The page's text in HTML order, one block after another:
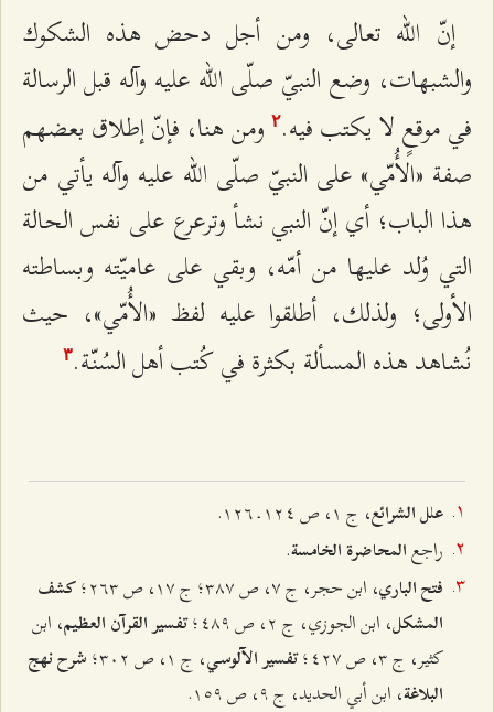
إنّ الله تعالى، ومن أجل دحض هذه الشكوك
والشبهات، وضع النبيّ صلّى الله عليه وآله قبل الرسالة
في موقعٍ لا يكتب فيه.٢ ومن هنا، فإنّ إطلاق بعضهم
صفة «الأُمّي» على النبيّ صلّى الله عليه وآله يأتي من
هذا الباب؛ أي إنّ النبي نشأ وترعرع على نفس الحالة
التي وُلد عليها من أمّه، وبقي على عاميّته وبساطته
الأولى؛ ولذلك، أطلقوا عليه لفظ «الأُمّي»، حيث
نُشاهد هذه المسألة بكثرة في كُتب أهل السُنّة.٣
علل الشرائع، ج ۱، ص ۱٢٤ ـ ۱٢٦.
راجعالمحاضرة الخامسة.
فتح الباري، ابن ‌حجر، ج ۷، ص ٣۸۷؛ ج ۱۷، ص ٢٦٣؛
كشف
المشكل، ابن ‌الجوزي، ج ٢، ص ٤۸٩؛ تفسير القرآن العظيم، ابن
‌كثير، ج ٣، ص ٤٢۷؛
تفسير الآلوسي، ج ۱، ص ٣۰٢؛
شرح نهج
البلاغة، ابن ‌أبي‌ الحديد، ج ٩، ص ۱٥٩.